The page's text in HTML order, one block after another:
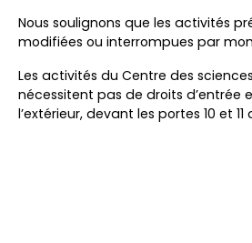
Nous soulignons que les activités
modifiées ou interrompues par
Les activités du Centre des
nécessitent pas de droits d’entrée
l’extérieur, devant les portes 10 et